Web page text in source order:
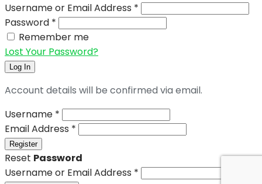
Username or Email Address *
Password *
Remember me
Lost Your Password?
Log In
Account details will be confirmed via email.
Username *
Email Address *
Register
Reset Password
Username or Email Address *